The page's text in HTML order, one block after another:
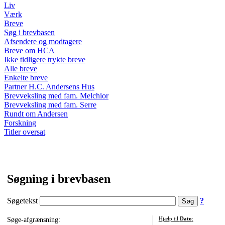
Liv
Værk
Breve
Søg i brevbasen
Afsendere og modtagere
Breve om HCA
Ikke tidligere trykte breve
Alle breve
Enkelte breve
Partner H.C. Andersens Hus
Brevveksling med fam. Melchior
Brevveksling med fam. Serre
Rundt om Andersen
Forskning
Titler oversat
Søgning i brevbasen
Søgetekst ?
Søge-afgrænsning:
Hjælp til Dato: